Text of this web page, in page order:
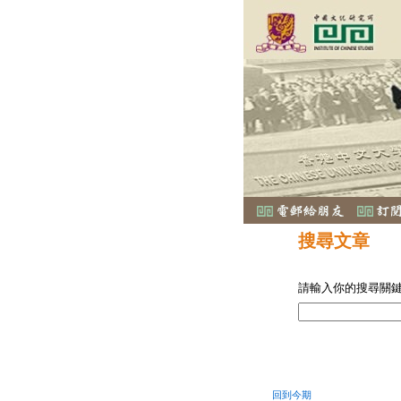
搜尋文章
請輸入你的搜尋關
回到今期